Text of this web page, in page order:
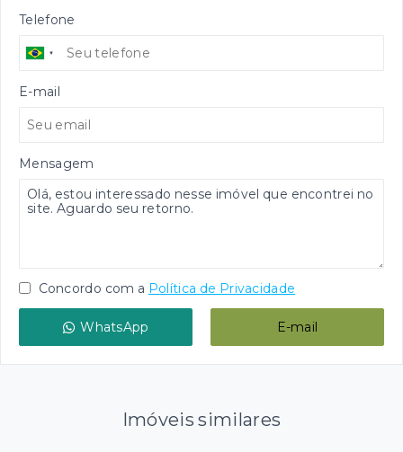
Telefone
E-mail
Mensagem
Concordo com a Política de Privacidade
WhatsApp E-mail
Imóveis similares